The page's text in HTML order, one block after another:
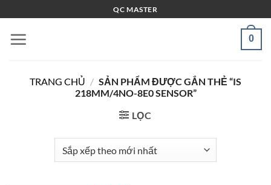
qua
nội
QC MASTER
0
TRANG CHỦ / SẢN PHẨM ĐƯỢC GẮN THẺ “IS
218MM/4NO-8E0 SENSOR”
LỌC